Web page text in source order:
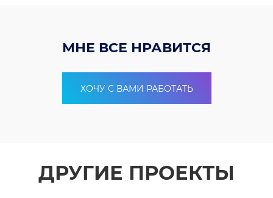
МНЕ ВСЕ НРАВИТСЯ
ХОЧУ С ВАМИ РАБОТАТЬ
ДРУГИЕ ПРОЕКТЫ